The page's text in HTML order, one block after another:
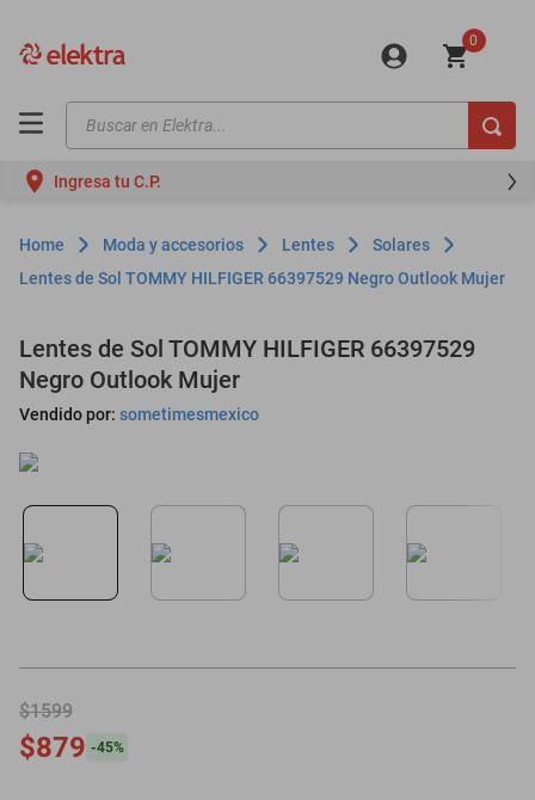
0
Buscar en Elektra...
Ingresa tu C.P.
Moda y accesorios Lentes
Solares
Lentes de Sol TOMMY HILFIGER 66397529 Negro Outlook Mujer
Lentes de Sol TOMMY HILFIGER 66397529
Negro Outlook Mujer
Vendido por: sometimesmexico
$1599
$879 -45%
motos
moto
celulares
refrigeradores